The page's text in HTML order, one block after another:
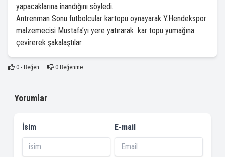
yapacaklarına inandığını söyledi.
Antrenman Sonu futbolcular kartopu oynayarak Y.Hendekspor
malzemecisi Mustafa’yı yere yatırarak kar topu yumağına
çevirerek şakalaştılar.
0- Beğen 0Beğenme
Yorumlar
İsim E-mail